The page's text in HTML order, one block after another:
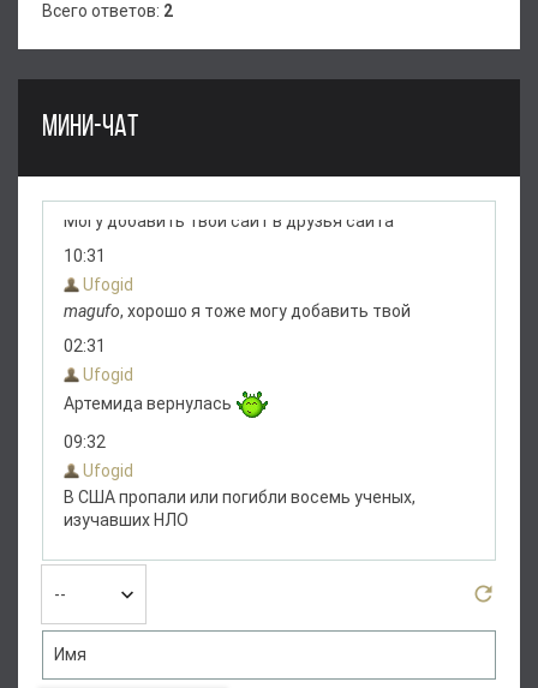
Всего ответов: 2
МИНИ-ЧАТ